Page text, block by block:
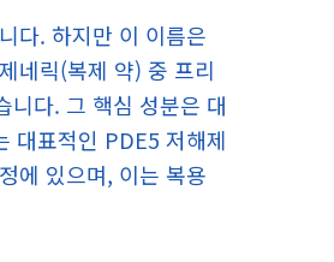
다. 하지만 이 이름은
네릭(복제 약) 중 프리
니다. 그 핵심 성분은 대
대표적인 PDE5 저해제
에 있으며, 이는 복용